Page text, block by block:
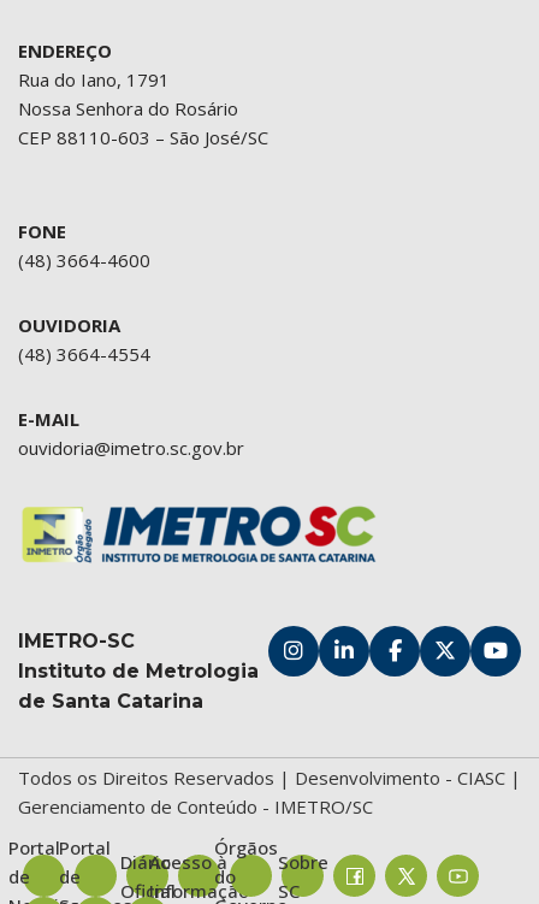
ENDEREÇO
Rua do Iano, 1791
Nossa Senhora do Rosário
CEP 88110-603 – São José/SC
FONE
(48) 3664-4600
OUVIDORIA
(48) 3664-4554
E-MAIL
ouvidoria@imetro.sc.gov.br
IMETRO-SC
Instituto de Metrologia
de Santa Catarina
Todos os Direitos Reservados | Desenvolvimento - CIASC |
Gerenciamento de Conteúdo - IMETRO/SC
Portal
de
Portal
de
Diário
Oficial
Acesso à
Informação
Órgãos
do
Sobre
SC